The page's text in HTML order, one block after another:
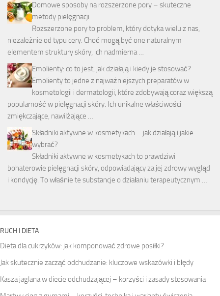
Domowe sposoby na rozszerzone pory – skuteczne
metody pielęgnacji
Rozszerzone pory to problem, który dotyka wielu z nas,
niezależnie od typu cery. Choć mogą być one naturalnym
elementem struktury skóry, ich nadmierna …
Emolienty: co to jest, jak działają i kiedy je stosować?
Emolienty to jedne z najważniejszych preparatów w
kosmetologii i dermatologii, które zdobywają coraz większą
popularność w pielęgnacji skóry. Ich unikalne właściwości
zmiękczające, nawilżające …
Składniki aktywne w kosmetykach – jak działają i jakie
wybrać?
Składniki aktywne w kosmetykach to prawdziwi
bohaterowie pielęgnacji skóry, odpowiadający za jej zdrowy wygląd
i kondycję. To właśnie te substancje o działaniu terapeutycznym …
RUCH I DIETA
Dieta dla cukrzyków: jak komponować zdrowe posiłki?
Jak skutecznie zacząć odchudzanie: kluczowe wskazówki i błędy
Kasza jaglana w diecie odchudzającej – korzyści i zasady stosowania